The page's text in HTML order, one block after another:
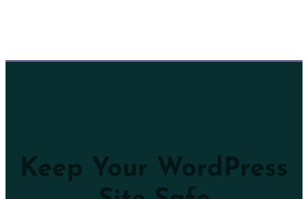
Keep Your WordPress